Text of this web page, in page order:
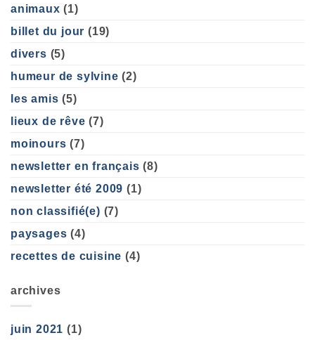
animaux (1)
billet du jour (19)
divers (5)
humeur de sylvine (2)
les amis (5)
lieux de rêve (7)
moinours (7)
newsletter en français (8)
newsletter été 2009 (1)
non classifié(e) (7)
paysages (4)
recettes de cuisine (4)
archives
juin 2021 (1)